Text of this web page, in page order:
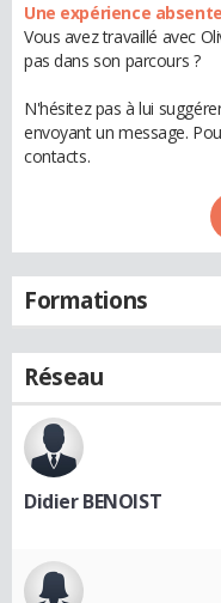
Une expérience
Vous avez travaillé avec
pas dans son parcours ?
N'hésitez pas à lui
envoyant un message.
contacts.
Formations
Réseau
Didier BENOIST